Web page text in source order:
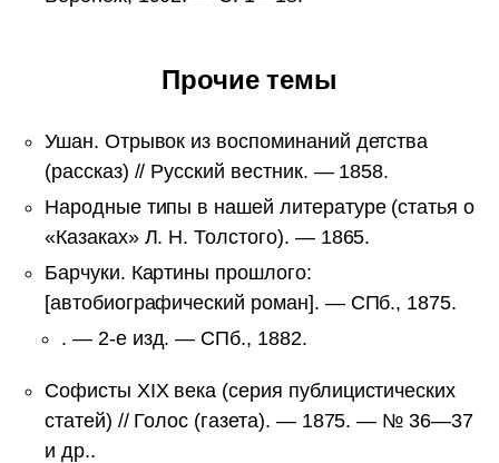
Прочие темы
Ушан. Отрывок из воспоминаний детства
(рассказ) // Русский вестник. — 1858.
Народные типы в нашей литературе (статья о
«Казаках» Л. Н. Толстого). — 1865.
Барчуки. Картины прошлого:
[автобиографический роман]. — СПб., 1875.
. — 2-е изд. — СПб., 1882.
Софисты XIX века (серия публицистических
статей) // Голос (газета). — 1875. — № 36—37
и др..